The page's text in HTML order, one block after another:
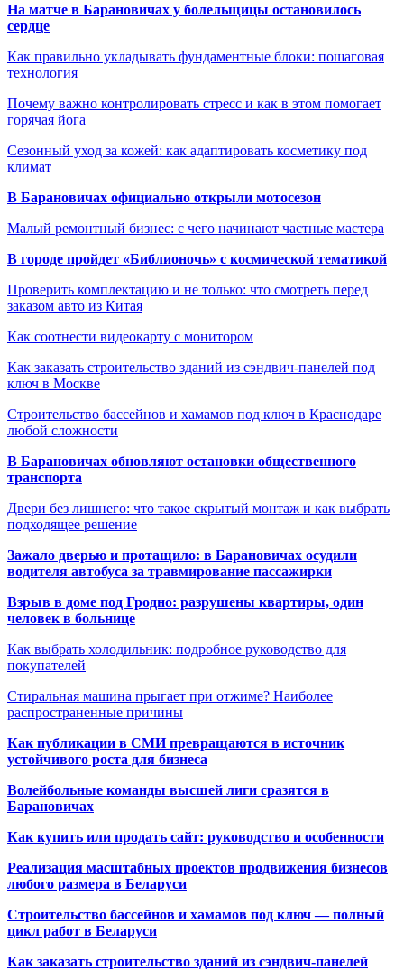
На матче в Барановичах у болельщицы остановилось
сердце
Как правильно укладывать фундаментные блоки: пошаговая
технология
Почему важно контролировать стресс и как в этом помогает
горячая йога
Сезонный уход за кожей: как адаптировать косметику под
климат
В Барановичах официально открыли мотосезон
Малый ремонтный бизнес: с чего начинают частные мастера
В городе пройдет «Библионочь» с космической тематикой
Проверить комплектацию и не только: что смотреть перед
заказом авто из Китая
Как соотнести видеокарту с монитором
Как заказать строительство зданий из сэндвич-панелей под
ключ в Москве
Строительство бассейнов и хамамов под ключ в Краснодаре
любой сложности
В Барановичах обновляют остановки общественного
транспорта
Двери без лишнего: что такое скрытый монтаж и как выбрать
подходящее решение
Зажало дверью и протащило: в Барановичах осудили
водителя автобуса за травмирование пассажирки
Взрыв в доме под Гродно: разрушены квартиры, один
человек в больнице
Как выбрать холодильник: подробное руководство для
покупателей
Стиральная машина прыгает при отжиме? Наиболее
распространенные причины
Как публикации в СМИ превращаются в источник
устойчивого роста для бизнеса
Волейбольные команды высшей лиги сразятся в
Барановичах
Как купить или продать сайт: руководство и особенности
Реализация масштабных проектов продвижения бизнесов
любого размера в Беларуси
Строительство бассейнов и хамамов под ключ — полный
цикл работ в Беларуси
Как заказать строительство зданий из сэндвич-панелей